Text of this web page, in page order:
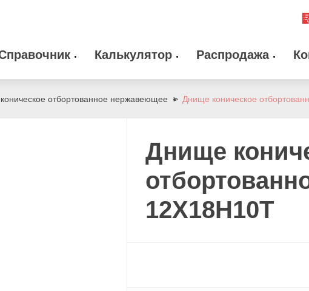
Сварочные материалы
Калькулятор Распродажа
zakaz@arma-stal.ru
отбортованное нержавеющее Днище коническое
Днище
12Х18Н10Т